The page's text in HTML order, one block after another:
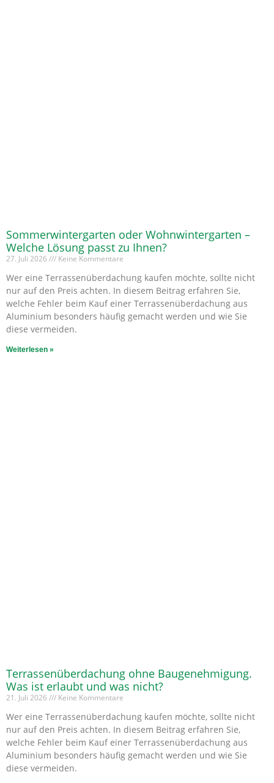
Sommerwintergarten oder Wohnwintergarten –
Welche Lösung passt zu Ihnen?
27. Juli 2026 Keine Kommentare
Wer eine Terrassenüberdachung kaufen möchte, sollte nicht
nur auf den Preis achten. In diesem Beitrag erfahren Sie,
welche Fehler beim Kauf einer Terrassenüberdachung aus
Aluminium besonders häufig gemacht werden und wie Sie
diese vermeiden.
Weiterlesen »
Terrassenüberdachung ohne Baugenehmigung.
Was ist erlaubt und was nicht?
21. Juli 2026 Keine Kommentare
Wer eine Terrassenüberdachung kaufen möchte, sollte nicht
nur auf den Preis achten. In diesem Beitrag erfahren Sie,
welche Fehler beim Kauf einer Terrassenüberdachung aus
Aluminium besonders häufig gemacht werden und wie Sie
diese vermeiden.